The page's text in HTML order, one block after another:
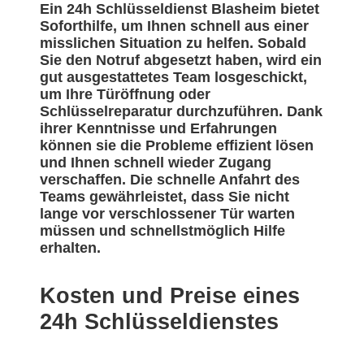
Ein 24h Schlüsseldienst Blasheim bietet
Soforthilfe, um Ihnen schnell aus einer
misslichen Situation zu helfen. Sobald
Sie den Notruf abgesetzt haben, wird ein
gut ausgestattetes Team losgeschickt,
um Ihre Türöffnung oder
Schlüsselreparatur durchzuführen. Dank
ihrer Kenntnisse und Erfahrungen
können sie die Probleme effizient lösen
und Ihnen schnell wieder Zugang
verschaffen. Die schnelle Anfahrt des
Teams gewährleistet, dass Sie nicht
lange vor verschlossener Tür warten
müssen und schnellstmöglich Hilfe
erhalten.
Kosten und Preise eines
24h Schlüsseldienstes